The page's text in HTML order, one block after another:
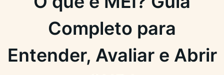
Completo para
Entender, Avaliar e Abrir